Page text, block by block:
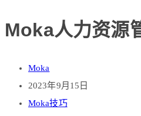
Moka人力资源
Moka
2023年9月15日
Moka技巧